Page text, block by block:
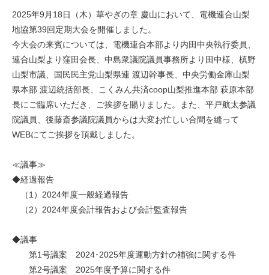
2025年9月18日（木）華やぎの章 慶山において、電機連合山梨
地協第39回定期大会を開催しました。
今大会の来賓については、電機連合本部より内田中央執行委員、
連合山梨より窪田会長、中島衆議院議員事務所より田中様、槙野
山梨市議、国民民主党山梨県連 渡辺幹事長、中央労働金庫山梨
県本部 渡辺統括部長、こくみん共済coop山梨推進本部 萩原本部
長にご臨席いただき、ご挨拶を賜りました。また、平戸航太参議
院議員、後藤斎参議院議員からは大変お忙しい合間を縫って
WEBにてご挨拶を頂戴しました。
≪議事≫
◆経過報告
（1）2024年度一般経過報告
（2）2024年度会計報告および会計監査報告
◆議事
第1号議案 2024･2025年度運動方針の補強に関する件
第2号議案 2025年度予算に関する件